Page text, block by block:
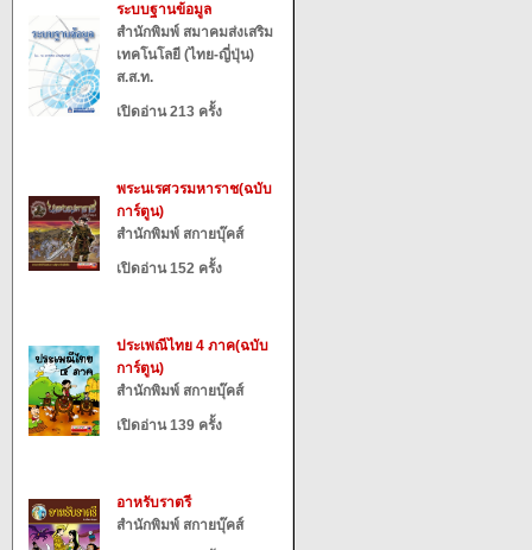
ระบบฐานข้อมูล
สำนักพิมพ์ สมาคมส่งเสริม
เทคโนโลยี (ไทย-ญี่ปุ่น)
ส.ส.ท.
เปิดอ่าน 213 ครั้ง
พระนเรศวรมหาราช(ฉบับ
การ์ตูน)
สำนักพิมพ์ สกายบุ๊คส์
เปิดอ่าน 152 ครั้ง
ประเพณีไทย 4 ภาค(ฉบับ
การ์ตูน)
สำนักพิมพ์ สกายบุ๊คส์
เปิดอ่าน 139 ครั้ง
อาหรับราตรี
สำนักพิมพ์ สกายบุ๊คส์